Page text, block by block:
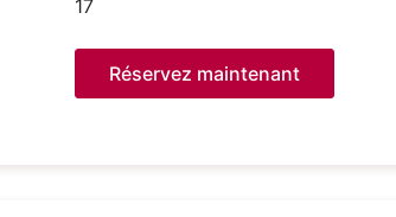
17
Réservez maintenant